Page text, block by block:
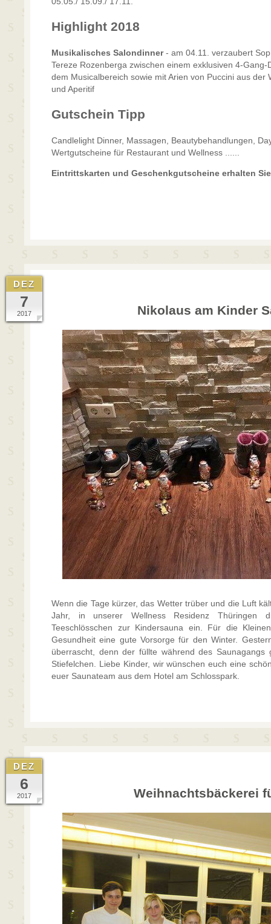
Highlight 2018
Musikalisches Salondinner- am 04.11. verzaubert
Tereze Rozenberga zwischen einem exklusiven 4-
dem Musicalbereich sowie mit Arien von Puccini aus der
und Aperitif
Gutschein Tipp
Candlelight Dinner, Massagen, Beautybehandlungen,
Wertgutscheine für Restaurant und Wellness ......
Eintrittskarten und Geschenkgutscheine erhalten
2017
7
DEZ
Nikolaus am Kinder
Wenn die Tage kürzer, das Wetter trüber und die Luft
Jahr, in unserer Wellness Residenz Thüringen
Teeschlösschen zur Kindersauna ein. Für die
Gesundheit eine gute Vorsorge für den Winter.
überrascht, denn der füllte während des Saunagangs
Stiefelchen. Liebe Kinder, wir wünschen euch eine
euer Saunateam aus dem Hotel am Schlosspark.
2017
6
DEZ
Weihnachtsbäckerei